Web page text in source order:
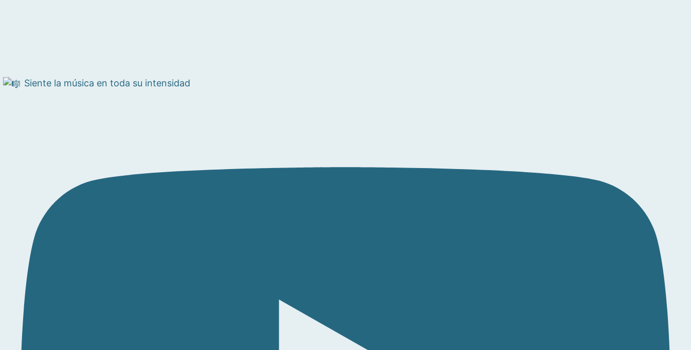
Siente la música en toda su intensidad